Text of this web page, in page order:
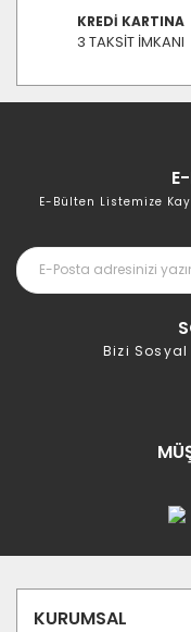
KREDİ KARTINA
3 TAKSİT İMKANI
E-Bülten Listemize
Bizi
KURUMSAL